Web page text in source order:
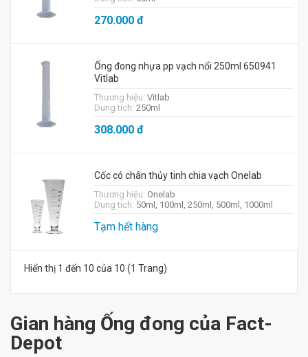
270.000đ
Ống đong nhựa pp vạch nổi 250ml 650941
Vitlab
Thương hiệu: Vitlab
Dung tích: 250ml
308.000đ
Cốc có chân thủy tinh chia vạch Onelab
Thương hiệu: Onelab
Dung tích: 50ml, 100ml, 250ml, 500ml, 1000ml
Tạm hết hàng
Hiển thị 1 đến 10 của 10 (1 Trang)
Gian hàng Ống đong của Fact-
Depot